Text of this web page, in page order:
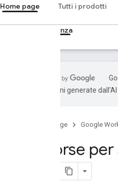
Home page Tutti i prodotti
Assistenza
traduzioni generate
Home page Google
Risorse